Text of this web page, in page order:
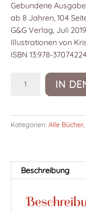
Gebundene Ausgabe
ab 8 Jahren, 104
G&G Verlag, Juli 2019
Illustrationen von
ISBN 13:978-
Nixenstress
Menge
IN
Kategorien:Alle Bücher,
Beschreibung